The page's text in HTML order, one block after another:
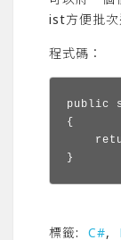
ist方便批次
程式碼：
public
{
}
標籤: C#,